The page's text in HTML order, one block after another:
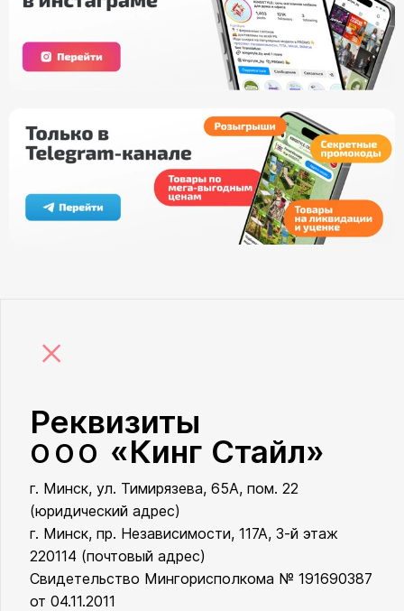
×
Реквизиты
ООО «Кинг Стайл»
ООО «Кинг Стайл»
г. Минск, ул. Тимирязева, 65А, пом. 22
(юридический адрес)
г. Минск, пр. Независимости, 117А, 3-й этаж
220114 (почтовый адрес)
Свидетельство Мингорисполкома № 191690387
от 04.11.2011